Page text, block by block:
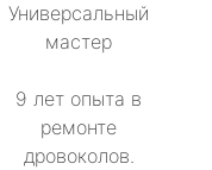
Универсальный
мастер
9 лет опыта в
ремонте
дровоколов.